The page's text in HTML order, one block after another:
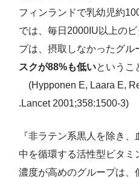
フィンランドで乳幼児約
では、毎日2000IU以上の
プは、摂取しなかったグル
スクが88%も低いというこ
(Hypponen E, Laara E,
.Lancet 2001;358:1500-3)
『非ラテン系黒人を除き
中を循環する活性型ビタミ
濃度が高めのグループは、